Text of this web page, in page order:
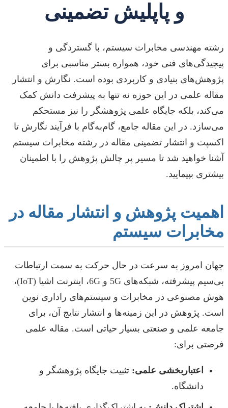
و پاپلیش تضمینی
رشته مهندسی مخابرات سیستم، با گستردگی و
پیچیدگی‌های فنی خود، همواره بستر مناسبی برای
پژوهش‌های بنیادی و کاربردی بوده است. نگارش و انتشار
مقاله علمی در این حوزه نه تنها به پیشرفت دانش کمک
می‌کند، بلکه جایگاه علمی پژوهشگر را نیز مستحکم
می‌سازد. در این مقاله جامع، گام‌به‌گام با فرآیند نگارش تا
اکسپت و انتشار تضمینی مقاله در رشته مخابرات سیستم
آشنا خواهید شد تا مسیر پر چالش پژوهش را با اطمینان
بیشتری بپیمایید.
اهمیت پژوهش و انتشار مقاله در
مخابرات سیستم
جهان امروز به سرعت در حال حرکت به سمت ارتباطات
بی‌سیم پیشرفته، شبکه‌های 5G و 6G، اینترنت اشیا (IoT)،
هوش مصنوعی در مخابرات و سیستم‌های راداری نوین
است. پژوهش در این زمینه‌ها و انتشار نتایج آن، برای
جامعه علمی و صنعتی بسیار حیاتی است. مقاله علمی
فرصتی برای:
اعتباربخشی علمی: تثبیت جایگاه پژوهشگر و
دانشگاه.